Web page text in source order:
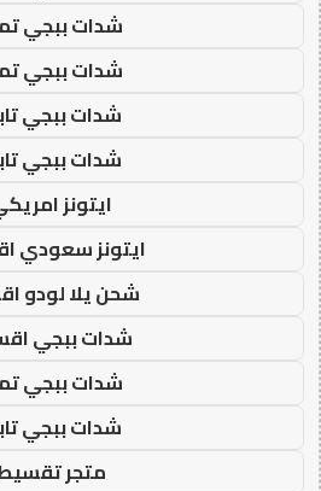
شدات ببجي
شدات ببجي
شدات ببجي
شدات ببجي
ايتونز
ايتونز سعودي
شحن يلا لودو
شدات ببجي
شدات ببجي
شدات ببجي
متجر